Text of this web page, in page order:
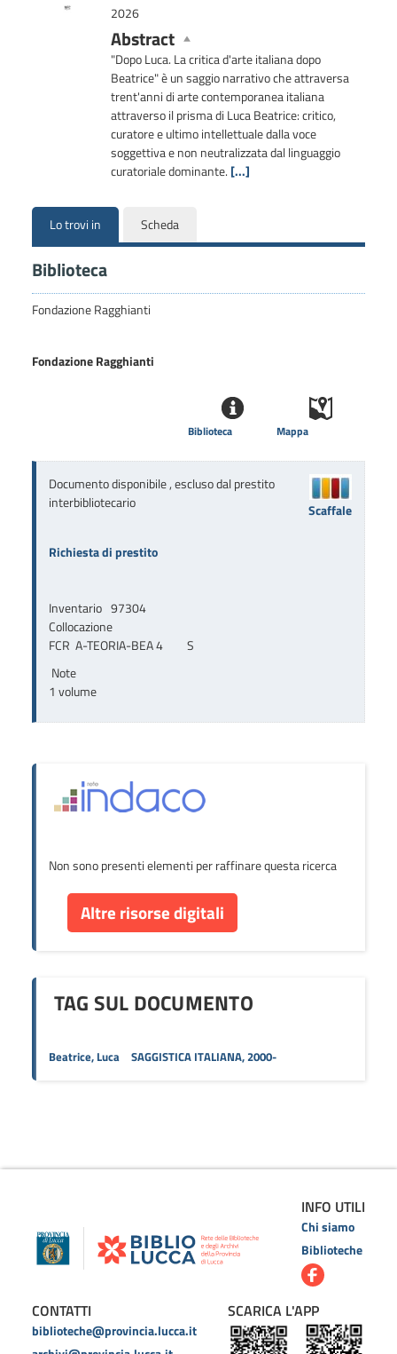
2026
Abstract
"Dopo Luca. La critica d'arte italiana dopo
Beatrice" è un saggio narrativo che attraversa
trent'anni di arte contemporanea italiana
attraverso il prisma di Luca Beatrice: critico,
curatore e ultimo intellettuale dalla voce
soggettiva e non neutralizzata dal linguaggio
curatoriale dominante. [...]
Lo trovi in Scheda
Biblioteca
Fondazione Ragghianti
Fondazione Ragghianti
Mappa
Biblioteca
Documento disponibile , escluso dal prestito
interbibliotecario
Richiesta di prestito
Inventario 97304
Collocazione
FCR  A-TEORIA-BEA 4         S
Note
1 volume
Scaffale
Non sono presenti elementi per raffinare questa ricerca
Altre risorse digitali
TAG SUL DOCUMENTO
Beatrice, Luca SAGGISTICA ITALIANA, 2000-
INFO UTILI
Chi siamo
Biblioteche
CONTATTI
biblioteche@provincia.lucca.it
SCARICA L'APP